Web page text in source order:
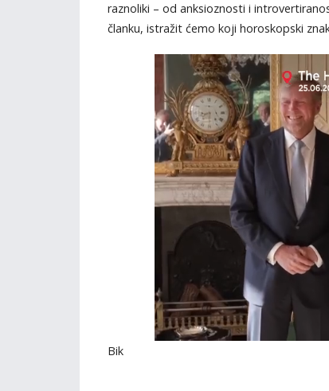
raznoliki – od anksioznosti i
članku, istražit ćemo koji horoskopski
Bik